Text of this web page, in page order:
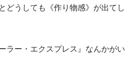
どうしても《作り物感》が出てし
ラー・エクスプレス』なんかがい